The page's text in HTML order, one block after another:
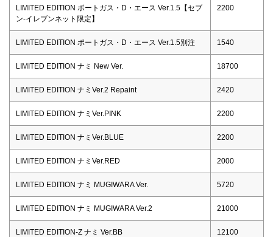
LIMITED EDITION ポートガス・D・エース Ver.1.5【セブ
ン-イレブンネット限定】
2200
LIMITED EDITION ポートガス・D・エース Ver.1.5別注 1540
LIMITED EDITION ナミ New Ver. 18700
LIMITED EDITION ナミVer.2 Repaint 2420
LIMITED EDITION ナミVer.PINK 2200
LIMITED EDITION ナミVer.BLUE 2200
LIMITED EDITION ナミVer.RED 2000
LIMITED EDITION ナミ MUGIWARA Ver. 5720
LIMITED EDITION ナミ MUGIWARA Ver.2 21000
LIMITED EDITION-Z ナミ Ver.BB 12100